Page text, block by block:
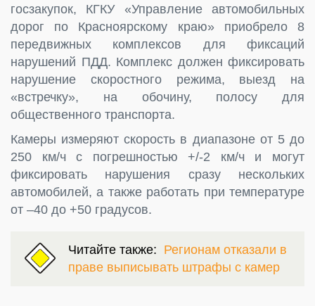
госзакупок, КГКУ «Управление автомобильных
дорог по Красноярскому краю» приобрело 8
передвижных комплексов для фиксаций
нарушений ПДД. Комплекс должен фиксировать
нарушение скоростного режима, выезд на
«встречку», на обочину, полосу для
общественного транспорта.
Камеры измеряют скорость в диапазоне от 5 до
250 км/ч с погрешностью +/-2 км/ч и могут
фиксировать нарушения сразу нескольких
автомобилей, а также работать при температуре
от –40 до +50 градусов.
Читайте также: Регионам отказали в
праве выписывать штрафы с камер